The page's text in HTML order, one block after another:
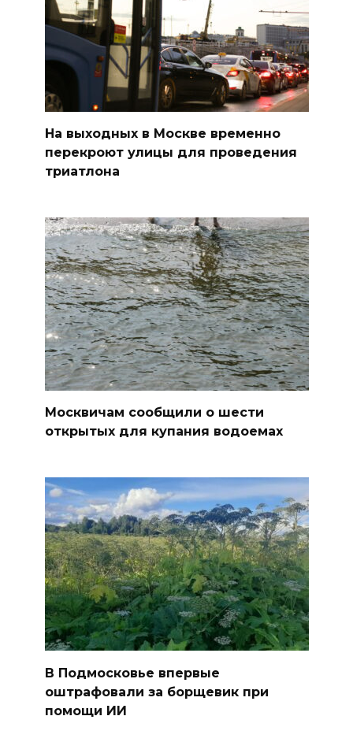
На выходных в Москве временно
перекроют улицы для проведения
триатлона
Москвичам сообщили о шести
открытых для купания водоемах
В Подмосковье впервые
оштрафовали за борщевик при
помощи ИИ